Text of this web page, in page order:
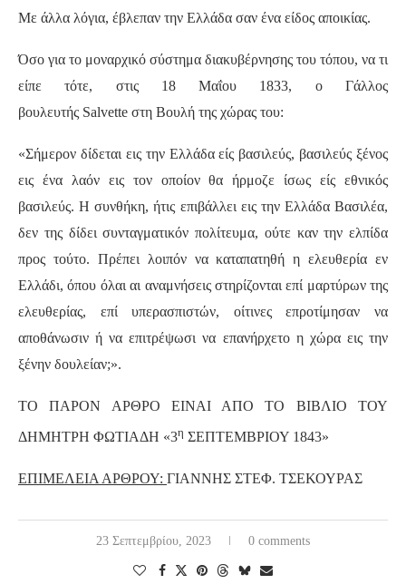
Με άλλα λόγια, έβλεπαν την Ελλάδα σαν ένα είδος αποικίας.
Όσο για το μοναρχικό σύστημα διακυβέρνησης του τόπου, να τι
είπε τότε, στις 18 Μαΐου 1833, ο Γάλλος
βουλευτής Salvette στη Βουλή της χώρας του:
«Σήμερον δίδεται εις την Ελλάδα είς βασιλεύς, βασιλεύς ξένος
εις ένα λαόν εις τον οποίον θα ήρμοζε ίσως είς εθνικός
βασιλεύς. Η συνθήκη, ήτις επιβάλλει εις την Ελλάδα Βασιλέα,
δεν της δίδει συνταγματικόν πολίτευμα, ούτε καν την ελπίδα
προς τούτο. Πρέπει λοιπόν να καταπατηθή η ελευθερία εν
Ελλάδι, όπου όλαι αι αναμνήσεις στηρίζονται επί μαρτύρων της
ελευθερίας, επί υπερασπιστών, οίτινες επροτίμησαν να
αποθάνωσιν ή να επιτρέψωσι να επανήρχετο η χώρα εις την
ξένην δουλείαν;».
ΤΟ ΠΑΡΟΝ ΑΡΘΡΟ ΕΙΝΑΙ ΑΠΟ ΤΟ ΒΙΒΛΙΟ ΤΟΥ
ΔΗΜΗΤΡΗ ΦΩΤΙΑΔΗ «3η ΣΕΠΤΕΜΒΡΙΟΥ 1843»
ΕΠΙΜΕΛΕΙΑ ΑΡΘΡΟΥ: ΓΙΑΝΝΗΣ ΣΤΕΦ. ΤΣΕΚΟΥΡΑΣ
23 Σεπτεμβρίου, 2023 0 comments